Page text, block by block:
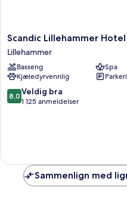
Scandic
Lillehammer
Hotel
Lillehammer
Scandic Lillehammer Hotel
Lillehammer
Basseng
Spa
Kjæledyrvennlig
8.0
av
8,0 Veldig bra
1 125 anmeldelser
Sammenlign med